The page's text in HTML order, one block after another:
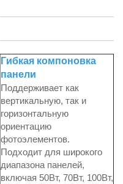
Гибкая компоновка
панели
Поддерживает как
вертикальную, так и
горизонтальную
ориентацию
фотоэлементов.
Подходит для широкого
диапазона панелей,
включая 50Вт, 70Вт, 100Вт,